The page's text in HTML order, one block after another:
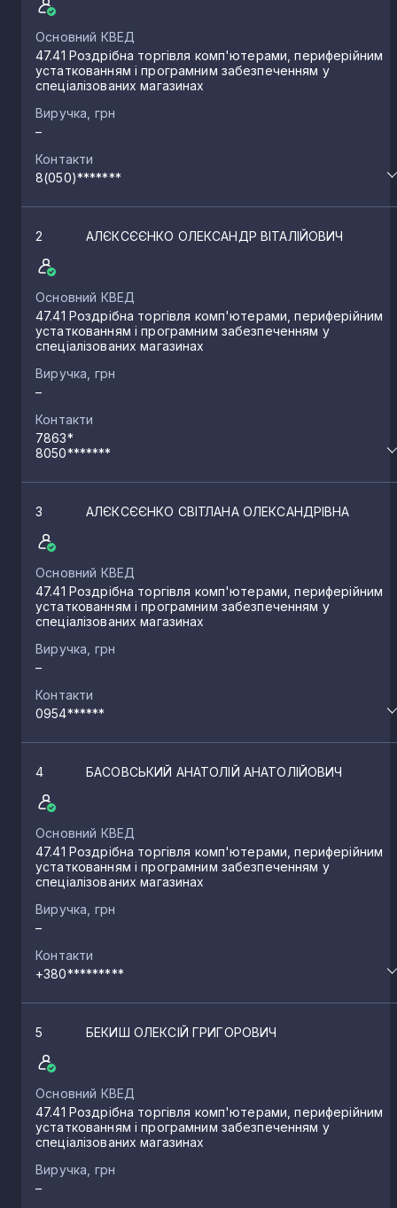
Основний КВЕД
47.41 Роздрібна торгівля комп'ютерами, периферійним
устаткованням і програмним забезпеченням у
спеціалізованих магазинах
Виручка, грн
–
Контакти
8(050)*******
2 АЛЄКСЄЄНКО ОЛЕКСАНДР ВІТАЛІЙОВИЧ
Основний КВЕД
47.41 Роздрібна торгівля комп'ютерами, периферійним
устаткованням і програмним забезпеченням у
спеціалізованих магазинах
Виручка, грн
–
Контакти
7863*
8050*******
3 АЛЄКСЄЄНКО СВІТЛАНА ОЛЕКСАНДРІВНА
Основний КВЕД
47.41 Роздрібна торгівля комп'ютерами, периферійним
устаткованням і програмним забезпеченням у
спеціалізованих магазинах
Виручка, грн
–
Контакти
0954******
4 БАСОВСЬКИЙ АНАТОЛІЙ АНАТОЛІЙОВИЧ
Основний КВЕД
47.41 Роздрібна торгівля комп'ютерами, периферійним
устаткованням і програмним забезпеченням у
спеціалізованих магазинах
Виручка, грн
–
Контакти
+380*********
5 БЕКИШ ОЛЕКСІЙ ГРИГОРОВИЧ
Основний КВЕД
47.41 Роздрібна торгівля комп'ютерами, периферійним
устаткованням і програмним забезпеченням у
спеціалізованих магазинах
Виручка, грн
–